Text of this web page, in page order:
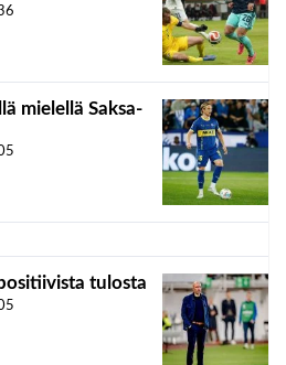
mielellä Saksa-
tulosta